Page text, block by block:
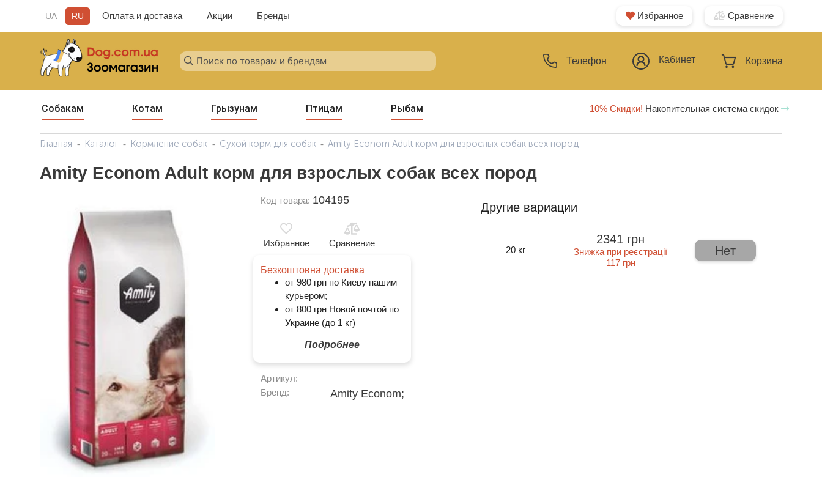
UA RU Оплата и доставка Акции Бренды Избранное Сравнение
Телефон Кабинет Корзина
Собакам Котам Грызунам Птицам Рыбам 10% Скидки! Накопительная система скидок
Главная Каталог Кормление собак Сухой корм для собак Amity Econom Adult корм для взрослых собак всех пород
Amity Econom Adult корм для взрослых собак всех пород
Код товара: 104195
Избранное Сравнение
Безкоштовна доставка
от 980 грн по Киеву нашим
курьером;
от 800 грн Новой почтой по
Украине (до 1 кг)
Подробнее
Артикул:
Бренд:
Amity Econom;
Другие вариации
20 кг
2341 грн
Знижка при реєстрації
117 грн
Нет